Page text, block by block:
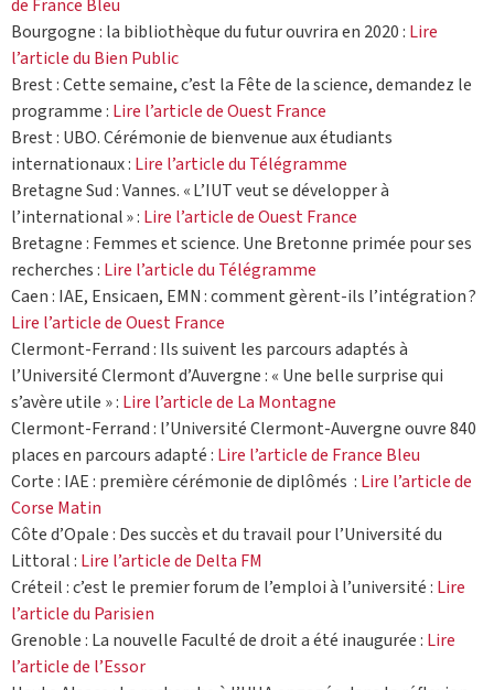
de France Bleu
Bourgogne : la bibliothèque du futur ouvrira en 2020 : Lire
l’article du Bien Public
Brest : Cette semaine, c’est la Fête de la science, demandez le
programme : Lire l’article de Ouest France
Brest : UBO. Cérémonie de bienvenue aux étudiants
internationaux : Lire l’article du Télégramme
Bretagne Sud : Vannes. « L’IUT veut se développer à
l’international » : Lire l’article de Ouest France
Bretagne : Femmes et science. Une Bretonne primée pour ses
recherches : Lire l’article du Télégramme
Caen : IAE, Ensicaen, EMN : comment gèrent-ils l’intégration ?
Lire l’article de Ouest France
Clermont-Ferrand : Ils suivent les parcours adaptés à
l’Université Clermont d’Auvergne : « Une belle surprise qui
s’avère utile » : Lire l’article de La Montagne
Clermont-Ferrand : l’Université Clermont-Auvergne ouvre 840
places en parcours adapté : Lire l’article de France Bleu
Corte : IAE : première cérémonie de diplômés : Lire l’article de
Corse Matin
Côte d’Opale : Des succès et du travail pour l’Université du
Littoral : Lire l’article de Delta FM
Créteil : c’est le premier forum de l’emploi à l’université : Lire
l’article du Parisien
Grenoble : La nouvelle Faculté de droit a été inaugurée : Lire
l’article de l’Essor